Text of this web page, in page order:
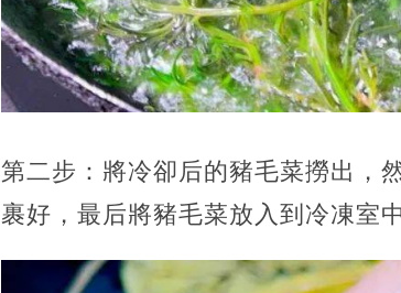
第二步：將冷卻后的豬毛菜撈出，
裹好，最后將豬毛菜放入到冷凍室